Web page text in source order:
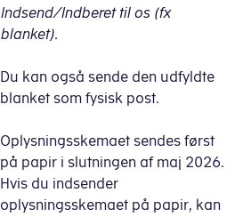
Indsend/Indberet til os (fx
blanket).
Du kan også sende den udfyldte
blanket som fysisk post.
Oplysningsskemaet sendes først
på papir i slutningen af maj 2026.
Hvis du indsender
oplysningsskemaet på papir, kan